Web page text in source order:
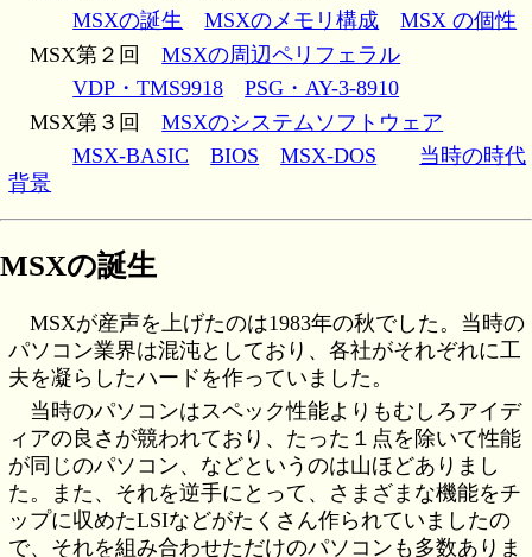
MSXの誕生
MSXのメモリ構成
MSX の個性
MSX第２回MSXの周辺ペリフェラル
VDP・TMS9918
PSG・AY-3-8910
MSX第３回MSXのシステムソフトウェア
MSX-BASIC
BIOS MSX-DOS
当時の時代
背景
MSXの誕生
MSXが産声を上げたのは1983年の秋でした。当時の
パソコン業界は混沌としており、各社がそれぞれに工
夫を凝らしたハードを作っていました。
当時のパソコンはスペック性能よりもむしろアイデ
ィアの良さが競われており、たった１点を除いて性能
が同じのパソコン、などというのは山ほどありまし
た。また、それを逆手にとって、さまざまな機能をチ
ップに収めたLSIなどがたくさん作られていましたの
で、それを組み合わせただけのパソコンも多数ありま
タ